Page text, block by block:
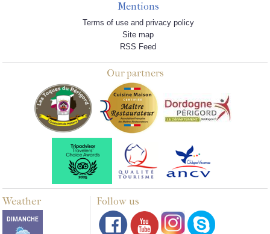
Mentions
Terms of use and privacy policy
Site map
RSS Feed
Our partners
Weather Follow us